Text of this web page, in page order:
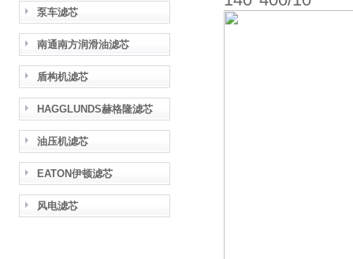
泵车滤芯
南通南方润滑油滤芯
盾构机滤芯
HAGGLUNDS赫格隆滤芯
油压机滤芯
EATON伊顿滤芯
风电滤芯